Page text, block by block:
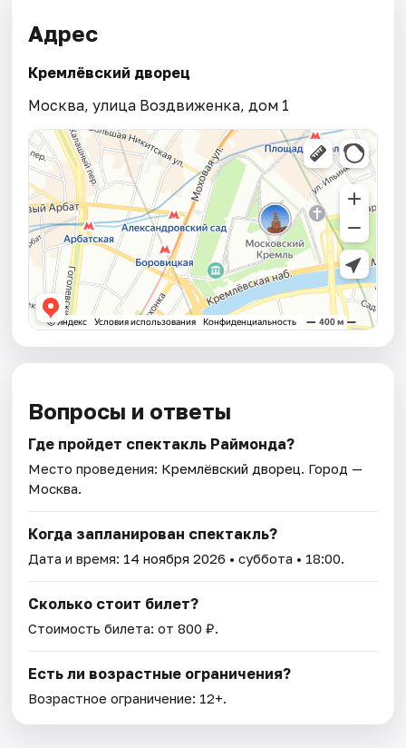
Адрес
Кремлёвский дворец
Москва, улица Воздвиженка, дом 1
Вопросы и ответы
Где пройдет спектакль Раймонда?
Место проведения: Кремлёвский дворец. Город —
Москва.
Когда запланирован спектакль?
Дата и время: 14 ноября 2026 • суббота • 18:00.
Сколько стоит билет?
Стоимость билета: от 800 ₽.
Есть ли возрастные ограничения?
Возрастное ограничение: 12+.